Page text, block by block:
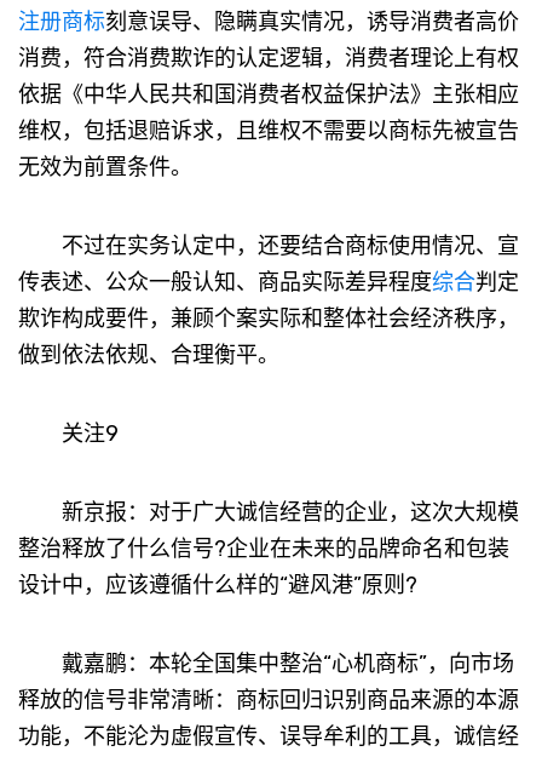
注册商标刻意误导、隐瞒真实情况，诱导消费者高价
消费，符合消费欺诈的认定逻辑，消费者理论上有权
依据《中华人民共和国消费者权益保护法》主张相应
维权，包括退赔诉求，且维权不需要以商标先被宣告
无效为前置条件。
不过在实务认定中，还要结合商标使用情况、宣
传表述、公众一般认知、商品实际差异程度综合判定
欺诈构成要件，兼顾个案实际和整体社会经济秩序，
做到依法依规、合理衡平。
关注9
新京报：对于广大诚信经营的企业，这次大规模
整治释放了什么信号?企业在未来的品牌命名和包装
设计中，应该遵循什么样的“避风港”原则?
戴嘉鹏：本轮全国集中整治“心机商标”，向市场
释放的信号非常清晰：商标回归识别商品来源的本源
功能，不能沦为虚假宣传、误导牟利的工具，诚信经